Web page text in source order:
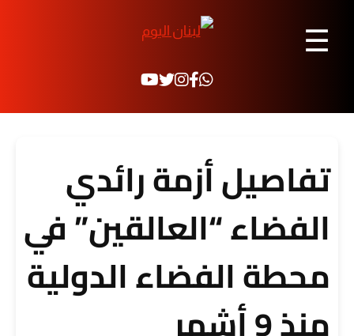
☰
تفاصيل أزمة رائدي
الفضاء “العالقين” في
محطة الفضاء الدولية